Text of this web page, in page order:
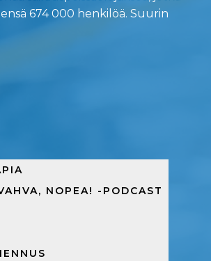
674 000 henkilöä. Suurin
NOPEA! -PODCAST